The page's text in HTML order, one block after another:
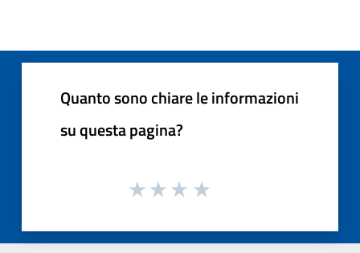
Quanto sono chiare le informazioni
su questa pagina?